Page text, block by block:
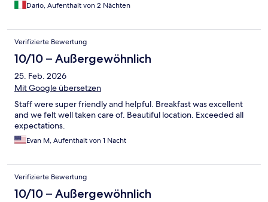
Dario, Aufenthalt von 2 Nächten
Verifizierte Bewertung
10/10 – Außergewöhnlich
25. Feb. 2026
Mit Google übersetzen
Staff were super friendly and helpful. Breakfast was excellent
and we felt well taken care of. Beautiful location. Exceeded all
expectations.
Evan M, Aufenthalt von 1 Nacht
Verifizierte Bewertung
10/10 – Außergewöhnlich